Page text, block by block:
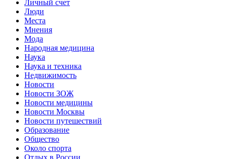
Личный счет
Люди
Места
Мнения
Мода
Народная медицина
Наука
Наука и техника
Недвижимость
Новости
Новости ЗОЖ
Новости медицины
Новости Москвы
Новости путешествий
Образование
Общество
Около спорта
Отдых в России